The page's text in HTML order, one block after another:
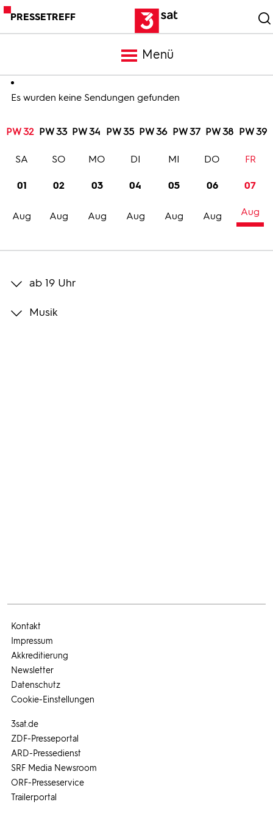
PRESSETREFF
Menü
Meldungen
Programm
Trailer
Bilder
Es wurden keine Sendungen gefunden
PW 32 PW 33 PW 34 PW 35 PW 36 PW 37 PW 38 PW 39
01
Aug
SA
02
Aug
SO
03
Aug
MO
04
Aug
DI
05
Aug
MI
06
Aug
DO
07
Aug
FR
ab 19 Uhr
Musik
3sat.de
ZDF-Presseportal
ARD-Pressedienst
SRF Media Newsroom
ORF-Presseservice
Trailerportal
Kontakt
Impressum
Akkreditierung
Newsletter
Datenschutz
Cookie-Einstellungen